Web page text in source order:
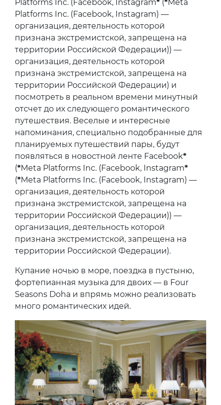
Platforms Inc. (Facebook, Instagram* (*Meta
Platforms Inc. (Facebook, Instagram) —
организация, деятельность которой
признана экстремистской, запрещена на
территории Российской Федерации)) —
организация, деятельность которой
признана экстремистской, запрещена на
территории Российской Федерации) и
посмотреть в реальном времени минутный
отсчет до их следующего романтического
путешествия. Веселые и интересные
напоминания, специально подобранные для
планируемых путешествий пары, будут
появляться в новостной ленте Facebook*
(*Meta Platforms Inc. (Facebook, Instagram*
(*Meta Platforms Inc. (Facebook, Instagram) —
организация, деятельность которой
признана экстремистской, запрещена на
территории Российской Федерации)) —
организация, деятельность которой
признана экстремистской, запрещена на
территории Российской Федерации).
Купание ночью в море, поездка в пустыню,
фортепианная музыка для двоих — в Four
Seasons Doha и впрямь можно реализовать
много романтических идей.